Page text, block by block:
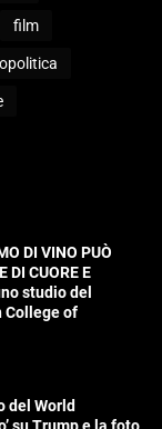
film
DI VINO PUÒ
DI CUORE E
studio del
College of
del World